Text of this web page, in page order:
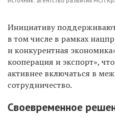
Инициативу
в том числе в рамках
и конкурентная
кооперация и экспорт»,
активнее включаться в
сотрудничество.
Своевременное